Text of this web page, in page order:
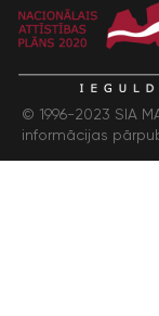
© 1996-2023 SIA
informācijas